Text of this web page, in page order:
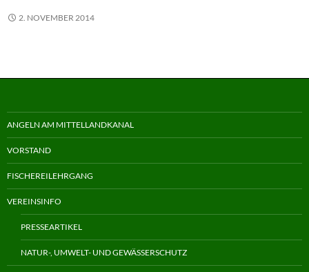
2. NOVEMBER 2014
ANGELN AM MITTELLANDKANAL
VORSTAND
FISCHEREILEHRGANG
VEREINSINFO
PRESSEARTIKEL
NATUR-, UMWELT- UND GEWÄSSERSCHUTZ